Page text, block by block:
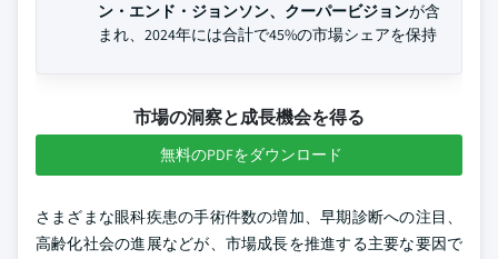
ン・エンド・ジョンソン、クーパービジョンが含
まれ、2024年には合計で45%の市場シェアを保持
市場の洞察と成長機会を得る
無料のPDFをダウンロード
さまざまな眼科疾患の手術件数の増加、早期診断への注目、
高齢化社会の進展などが、市場成長を推進する主要な要因で